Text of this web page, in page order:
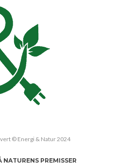
© Energi & Natur 2024
NATURENS PREMISSER